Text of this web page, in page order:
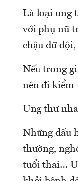
Là loại ung
với phụ nữ
chậu dữ
Nếu trong
nên đi kiểm
Ung thư
Những dấu
thường,
tuổi thai…